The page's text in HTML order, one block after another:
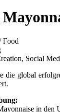
Food
Social
die global
in